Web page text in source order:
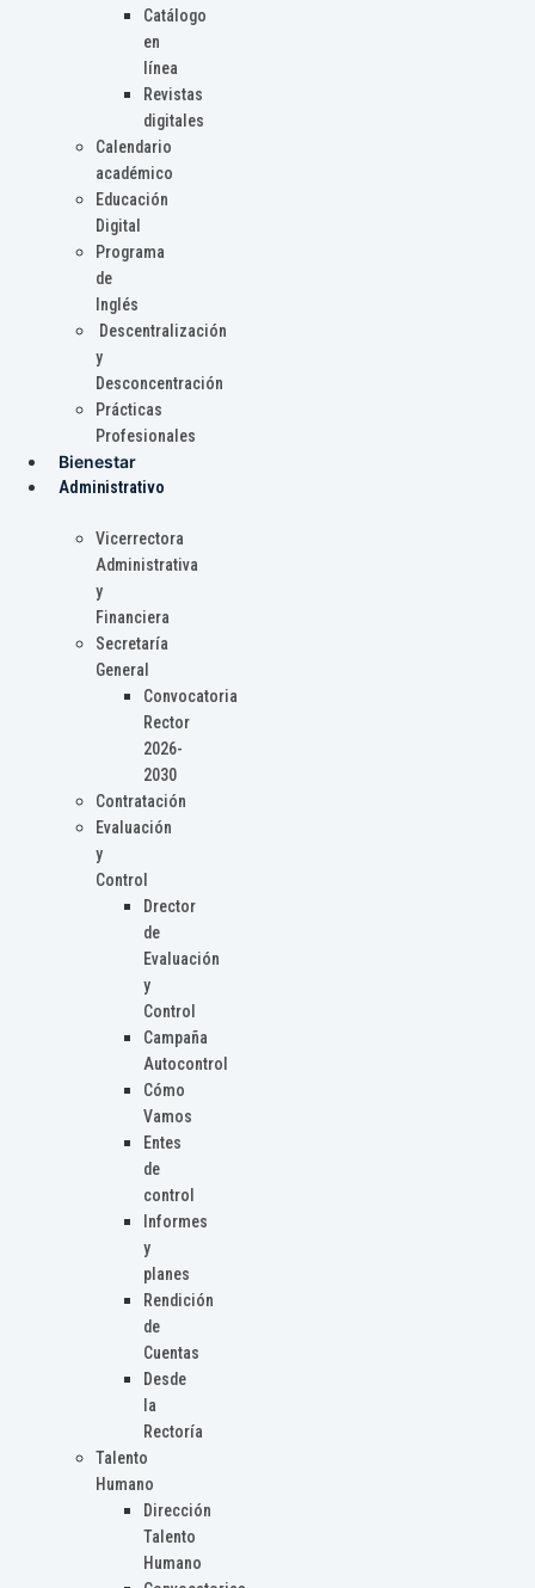
Catálogo
en
línea
Revistas
digitales
Calendario
académico
Educación
Digital
Programa
de
Inglés
Descentralización
y
Desconcentración
Prácticas
Profesionales
Bienestar
Administrativo
Vicerrectora
Administrativa
y
Financiera
Secretaría
General
Convocatoria
Rector
2026-
2030
Contratación
Evaluación
y
Control
Drector
de
Evaluación
y
Control
Campaña
Autocontrol
Cómo
Vamos
Entes
de
control
Informes
y
planes
Rendición
de
Cuentas
Desde
la
Rectoría
Talento
Humano
Dirección
Talento
Humano